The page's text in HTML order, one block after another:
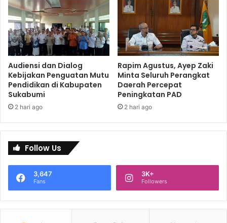
Audiensi dan Dialog
Kebijakan Penguatan Mutu
Pendidikan di Kabupaten
Sukabumi
2 hari ago
Rapim Agustus, Ayep Zaki
Minta Seluruh Perangkat
Daerah Percepat
Peningkatan PAD
2 hari ago
Follow Us
3,647
Fans
3K+
Followers